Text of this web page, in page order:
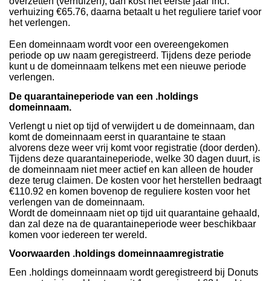
verhuizing €65.76, daarna betaalt u het reguliere tarief voor
het verlengen.
Een domeinnaam wordt voor een overeengekomen
periode op uw naam geregistreerd. Tijdens deze periode
kunt u de domeinnaam telkens met een nieuwe periode
verlengen.
De quarantaineperiode van een .holdings
domeinnaam.
Verlengt u niet op tijd of verwijdert u de domeinnaam, dan
komt de domeinnaam eerst in quarantaine te staan
alvorens deze weer vrij komt voor registratie (door derden).
Tijdens deze quarantaineperiode, welke 30 dagen duurt, is
de domeinnaam niet meer actief en kan alleen de houder
deze terug claimen. De kosten voor het herstellen bedraagt
€110.92 en komen bovenop de reguliere kosten voor het
verlengen van de domeinnaam.
Wordt de domeinnaam niet op tijd uit quarantaine gehaald,
dan zal deze na de quarantaineperiode weer beschikbaar
komen voor iedereen ter wereld.
Voorwaarden .holdings domeinnaamregistratie
Een .holdings domeinnaam wordt geregistreerd bij Donuts